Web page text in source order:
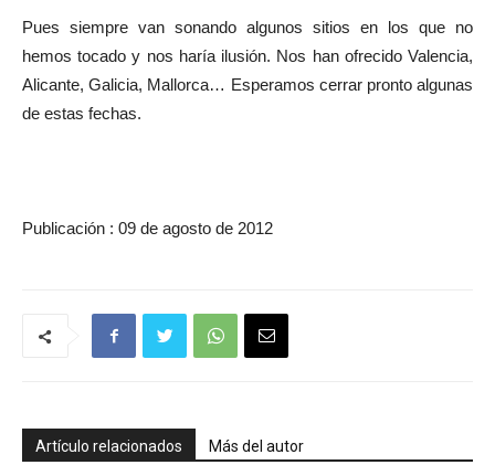
Pues siempre van sonando algunos sitios en los que no
hemos tocado y nos haría ilusión. Nos han ofrecido Valencia,
Alicante, Galicia, Mallorca… Esperamos cerrar pronto algunas
de estas fechas.
Publicación : 09 de agosto de 2012
Artículo relacionados Más del autor